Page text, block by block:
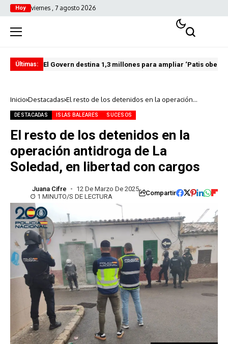
Hoy viernes , 7 agosto 2026
Últimas: El Govern destina 1,3 millones para ampliar ‘Patis
Inicio Destacadas El resto de los detenidos en la operación
DESTACADAS ISLAS BALEARES SUCESOS
El resto de los detenidos en la
operación antidroga de La
Soledad, en libertad con cargos
Juana Cifre
12 De Marzo De 2025
1 MINUTO/S DE LECTURA
Compartir